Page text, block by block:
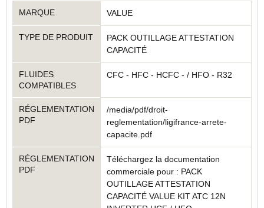
MARQUE VALUE
TYPE DE PRODUIT
PACK OUTILLAGE ATTESTATION
CAPACITÉ
FLUIDES
COMPATIBLES
CFC - HFC - HCFC - / HFO - R32
RÉGLEMENTATION
PDF
/media/pdf/droit-
reglementation/ligifrance-arrete-
capacite.pdf
RÉGLEMENTATION
PDF
Téléchargez la documentation
commerciale pour : PACK
OUTILLAGE ATTESTATION
CAPACITÉ VALUE KIT ATC 12N